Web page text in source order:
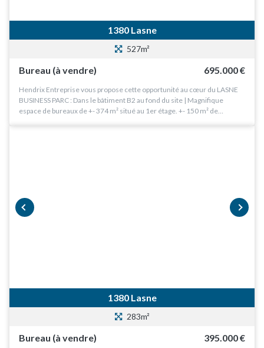
1380 Lasne
527m²
Bureau (à vendre) 695.000 €
Hendrix Entreprise vous propose cette opportunité au cœur du LASNE
BUSINESS PARC : Dans le bâtiment B2 au fond du site | Magnifique
espace de bureaux de +- 374 m² situé au 1er étage. +- 150 m² de…
1380 Lasne
283m²
Bureau (à vendre) 395.000 €